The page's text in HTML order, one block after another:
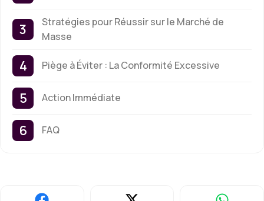
Stratégies pour Réussir sur le Marché de
Masse
Piège à Éviter : La Conformité Excessive
Action Immédiate
FAQ